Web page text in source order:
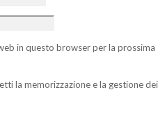
in questo browser per la prossima
la memorizzazione e la gestione dei